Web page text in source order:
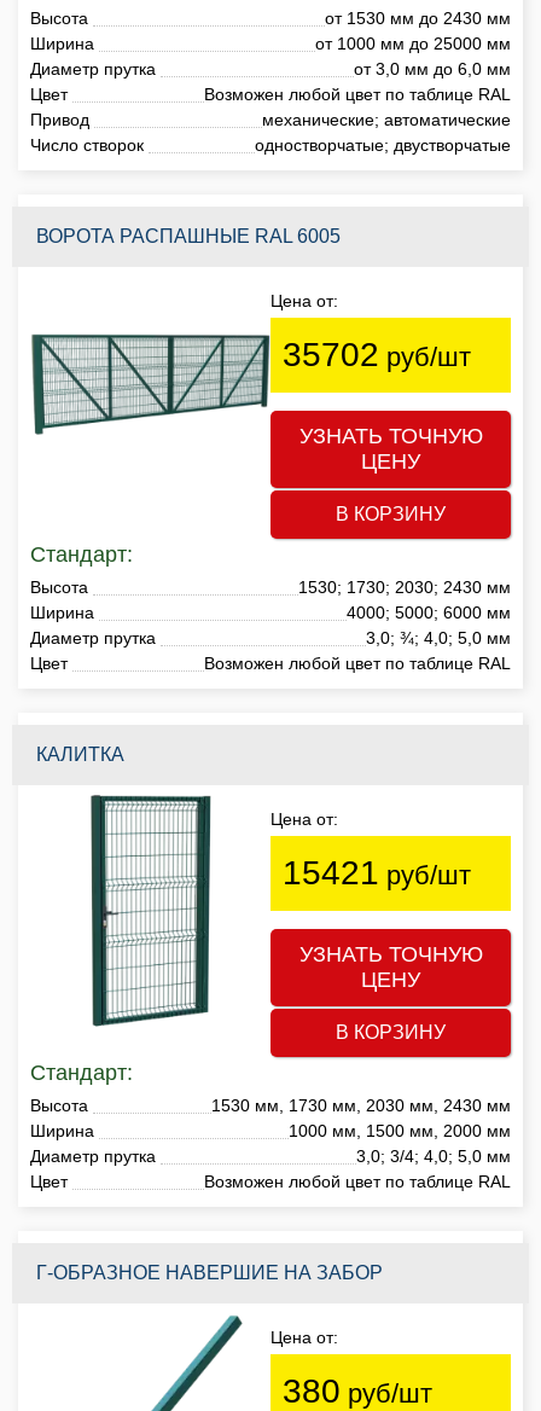
Высота
от 1530 мм до 2430 мм
Ширина
от 1000 мм до 25000 мм
Диаметр прутка
от 3,0 мм до 6,0 мм
Цвет
Возможен любой цвет по таблице RAL
Привод
механические; автоматические
Число створок
одностворчатые; двустворчатые
ВОРОТА РАСПАШНЫЕ RAL 6005
Цена от:
35702 руб/шт
УЗНАТЬ ТОЧНУЮ
ЦЕНУ
В КОРЗИНУ
Стандарт:
Высота
1530; 1730; 2030; 2430 мм
Ширина
4000; 5000; 6000 мм
Диаметр прутка
3,0; ¾; 4,0; 5,0 мм
Цвет
Возможен любой цвет по таблице RAL
КАЛИТКА
Цена от:
15421 руб/шт
УЗНАТЬ ТОЧНУЮ
ЦЕНУ
В КОРЗИНУ
Стандарт:
Высота
1530 мм, 1730 мм, 2030 мм, 2430 мм
Ширина
1000 мм, 1500 мм, 2000 мм
Диаметр прутка
3,0; 3/4; 4,0; 5,0 мм
Цвет
Возможен любой цвет по таблице RAL
Г-ОБРАЗНОЕ НАВЕРШИЕ НА ЗАБОР
Цена от:
380 руб/шт